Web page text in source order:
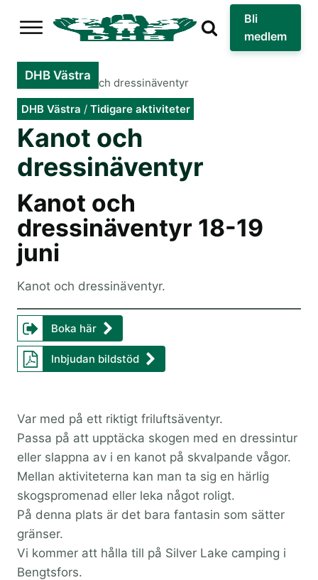
Bli
medlem
DHB Västra
Hem »
Kanot och dressinäventyr
DHB Västra / Tidigare aktiviteter
Kanot och
dressinäventyr
Kanot och
dressinäventyr 18-19
juni
Kanot och dressinäventyr.
Boka här
Inbjudan bildstöd
Var med på ett riktigt friluftsäventyr.
Passa på att upptäcka skogen med en dressintur
eller slappna av i en kanot på skvalpande vågor.
Mellan aktiviteterna kan man ta sig en härlig
skogspromenad eller leka något roligt.
På denna plats är det bara fantasin som sätter
gränser.
Vi kommer att hålla till på Silver Lake camping i
Bengtsfors.